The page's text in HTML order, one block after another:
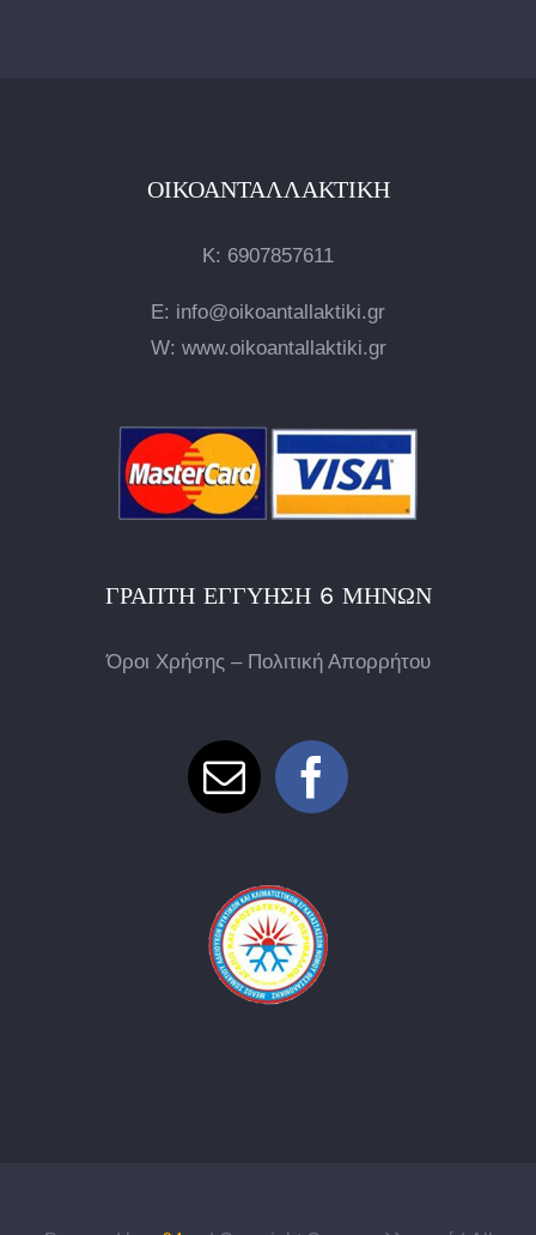
ΟΙΚΟΑΝΤΑΛΛΑΚΤΙΚΉ
Κ: 6907857611
E: info@oikoantallaktiki.gr
W: www.oikoantallaktiki.gr
ΓΡΑΠΤΉ ΕΓΓΎΗΣΗ 6 ΜΗΝΏΝ
Όροι Χρήσης – Πολιτική Απορρήτου